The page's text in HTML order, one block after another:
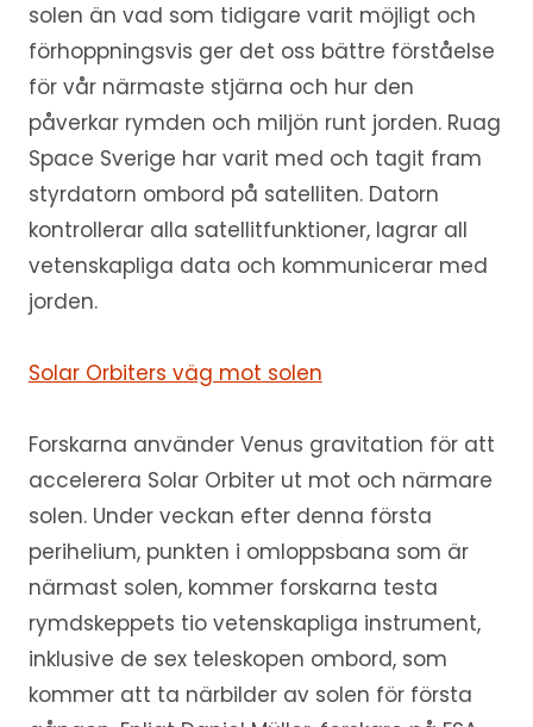
solen än vad som tidigare varit möjligt och
förhoppningsvis ger det oss bättre förståelse
för vår närmaste stjärna och hur den
påverkar rymden och miljön runt jorden. Ruag
Space Sverige har varit med och tagit fram
styrdatorn ombord på satelliten. Datorn
kontrollerar alla satellitfunktioner, lagrar all
vetenskapliga data och kommunicerar med
jorden.
Solar Orbiters väg mot solen
Forskarna använder Venus gravitation för att
accelerera Solar Orbiter ut mot och närmare
solen. Under veckan efter denna första
perihelium, punkten i omloppsbana som är
närmast solen, kommer forskarna testa
rymdskeppets tio vetenskapliga instrument,
inklusive de sex teleskopen ombord, som
kommer att ta närbilder av solen för första